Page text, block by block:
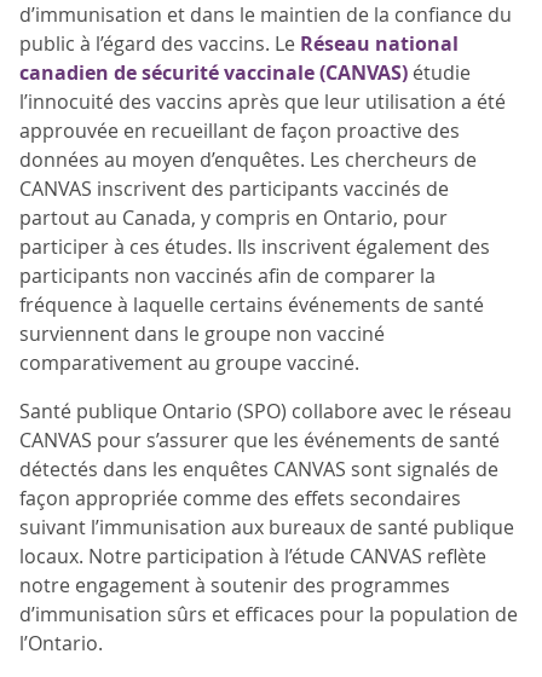
d’immunisation et dans le maintien de la confiance du
public à l’égard des vaccins. Le Réseau national
canadien de sécurité vaccinale (CANVAS) étudie
l’innocuité des vaccins après que leur utilisation a été
approuvée en recueillant de façon proactive des
données au moyen d’enquêtes. Les chercheurs de
CANVAS inscrivent des participants vaccinés de
partout au Canada, y compris en Ontario, pour
participer à ces études. Ils inscrivent également des
participants non vaccinés afin de comparer la
fréquence à laquelle certains événements de santé
surviennent dans le groupe non vacciné
comparativement au groupe vacciné.
Santé publique Ontario (SPO) collabore avec le réseau
CANVAS pour s’assurer que les événements de santé
détectés dans les enquêtes CANVAS sont signalés de
façon appropriée comme des effets secondaires
suivant l’immunisation aux bureaux de santé publique
locaux. Notre participation à l’étude CANVAS reflète
notre engagement à soutenir des programmes
d’immunisation sûrs et efficaces pour la population de
l’Ontario.